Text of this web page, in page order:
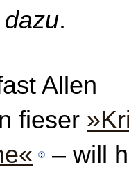
.
Allen
fieser
– will